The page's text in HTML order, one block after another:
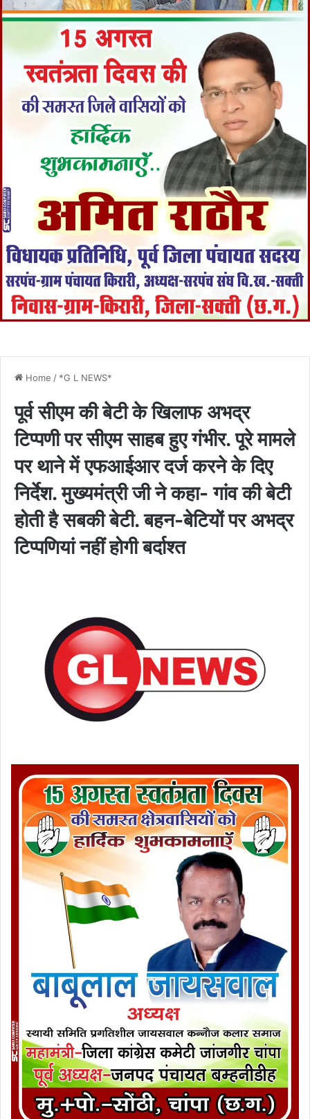
Home / *G L NEWS*
पूर्व सीएम की बेटी के खिलाफ अभद्र
टिप्पणी पर सीएम साहब हुए गंभीर. पूरे मामले
पर थाने में एफआईआर दर्ज करने के दिए
निर्देश. मुख्यमंत्री जी ने कहा- गांव की बेटी
होती है सबकी बेटी. बहन-बेटियों पर अभद्र
टिप्पणियां नहीं होगी बर्दाश्त